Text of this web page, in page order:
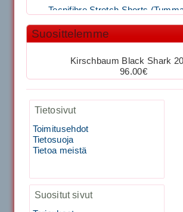
SIGNUM S-7000 &...
40883 Harjasosa
Kirschbaum Flash Shark
Käsiystäv&...
Kirschbaum Flash Shark
Suosittelemme
Kirschbaum Black Shark
96.00€
Tietosivut
Toimitusehdot
Tietosuoja
Tietoa meistä
Suositut sivut